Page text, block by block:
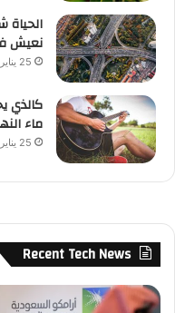
الحياة
نعيش
25 يناير، 2022
كالذي
ماء
25 يناير، 2022
Recent Tech News